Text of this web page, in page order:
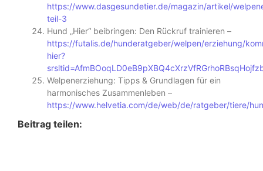
https://www.dasgesundetier.de/magazin/artikel/
teil-3
Hund „Hier“ beibringen: Den Rückruf trainieren –
https://futalis.de/hunderatgeber/welpen/erziehung/
hier?
Welpenerziehung: Tipps & Grundlagen für ein
harmonisches Zusammenleben –
https://www.helvetia.com/de/web/de/ratgeber/tiere/
Beitrag teilen: